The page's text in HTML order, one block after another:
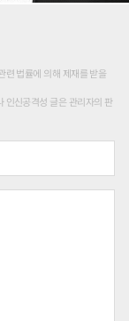
련 법률에 의해 제재를 받을
인신공격성 글은 관리자의 판